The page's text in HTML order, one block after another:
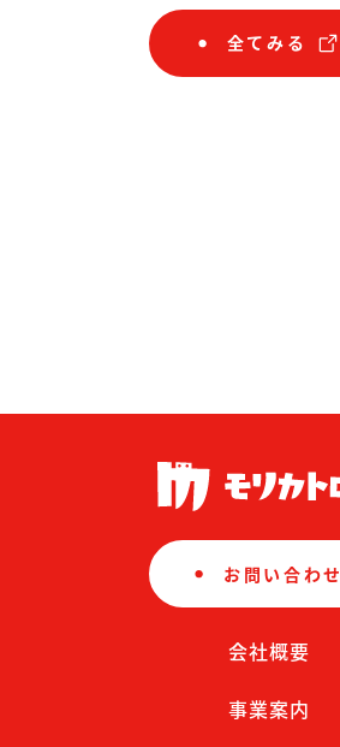
全てみる
お問い合わせ
会社概要
事業案内